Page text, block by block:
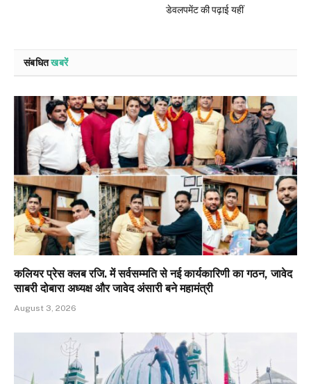
डेवलपमेंट की पढ़ाई यहीं
संबधितखबरें
कलियर प्रेस क्लब रजि. में सर्वसम्मति से नई कार्यकारिणी का गठन, जावेद
साबरी दोबारा अध्यक्ष और जावेद अंसारी बने महामंत्री
August 3, 2026